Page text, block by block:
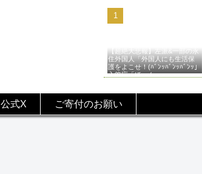
【超絶大悲報】左派&一部の永
住外国人「外国人にも生活保
護をよこせ！(ﾊﾞﾝｯﾊﾞﾝｯﾊﾞﾝｯ」
入管庁「ほーん…」→
公式X ご寄付のお願い